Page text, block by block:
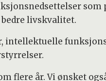
livskvalitet.
intellektuelle
flere år. Vi ønsket